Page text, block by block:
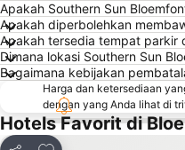
Apakah Southern Sun
Apakah diperbolehkan
Apakah tersedia tempat parkir
Dimana lokasi Southern Sun
Bagaimana kebijakan
Harga dan ketersediaan
dengan yang Anda lihat di
Hotels Favorit di